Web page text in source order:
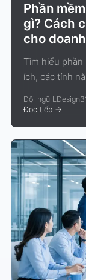
Phần
gì? Cách
cho
Tìm hiểu phần
ích, các tính
Đội ngũ LDesign
Đọc tiếp ->